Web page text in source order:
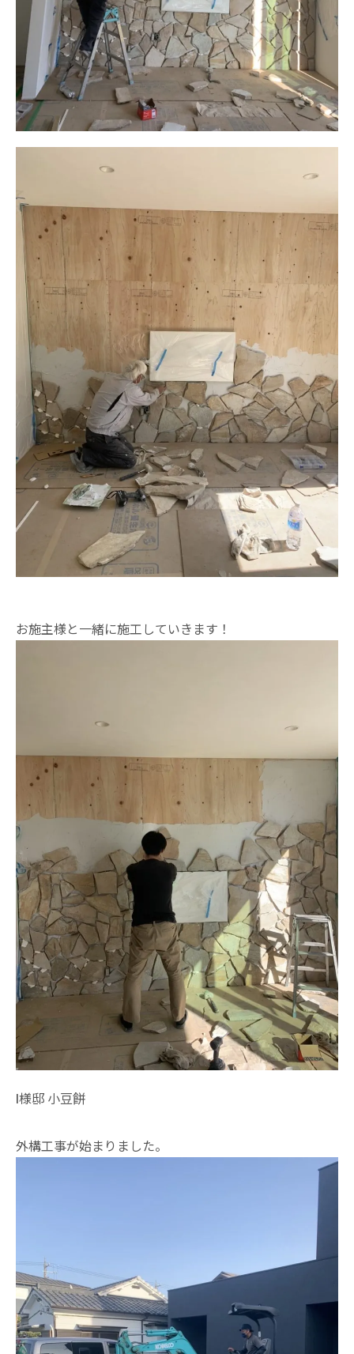
お施主様と一緒に施工していきます！
I様邸 小豆餅
外構工事が始まりました。